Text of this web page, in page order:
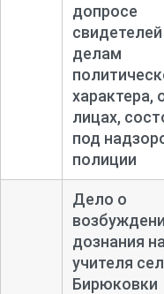
допросе
делам
характера,
лицах,
под
полиции
Дело о
дознания на
учителя
Бирюковки